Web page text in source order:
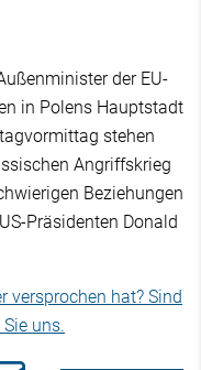
der EU-
in Polens Hauptstadt
stehen
Angriffskrieg
Beziehungen
Präsidenten Donald
versprochen hat? Sind
uns.